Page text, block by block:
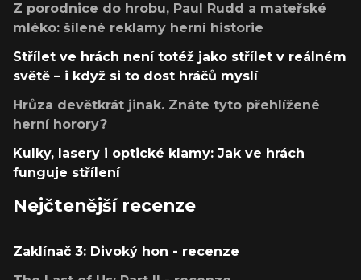
Z porodnice do hrobu, Paul Rudd a mateřské
mléko: šílené reklamy herní historie
Střílet ve hrách není totéž jako střílet v reálném
světě – i když si to dost hráčů myslí
Hrůza devětkrát jinak. Znáte tyto přehlížené
herní horory?
Kulky, lasery i optické klamy: Jak ve hrách
funguje střílení
Nejčtenější recenze
Zaklínač 3: Divoký hon - recenze